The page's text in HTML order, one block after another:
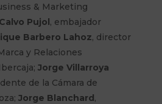
& Marketing
Pujol, embajador
Barbero Lahoz, director
y Relaciones
Jorge Villarroya
de la Cámara de
Jorge Blanchard,